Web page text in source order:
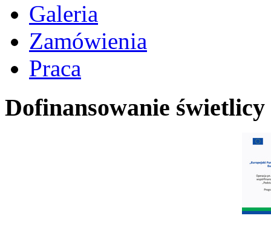
Galeria
Zamówienia
Praca
Dofinansowanie świetlicy